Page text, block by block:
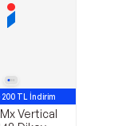
200 TL İndirim
Mx Vertical